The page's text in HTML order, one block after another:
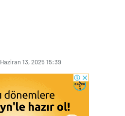
Haziran 13, 2025 15:39